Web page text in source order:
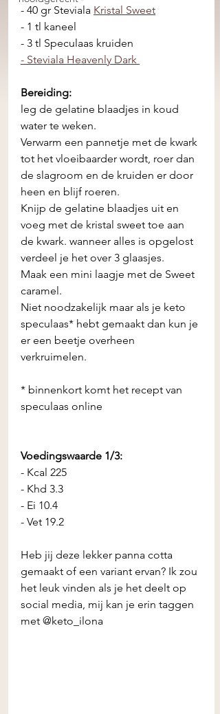
- 40 gr Steviala Kristal Sweet
- 1 tl kaneel
- 3 tl Speculaas kruiden
- Steviala Heavenly Dark
Bereiding:
leg de gelatine blaadjes in koud
water te weken.
Verwarm een pannetje met de kwark
tot het vloeibaarder wordt, roer dan
de slagroom en de kruiden er door
heen en blijf roeren.
Knijp de gelatine blaadjes uit en
voeg met de kristal sweet toe aan
de kwark. wanneer alles is opgelost
verdeel je het over 3 glaasjes.
Maak een mini laagje met de Sweet
caramel.
Niet noodzakelijk maar als je keto
speculaas* hebt gemaakt dan kun je
er een beetje overheen
verkruimelen.
* binnenkort komt het recept van
speculaas online
Voedingswaarde 1/3:
- Kcal 225
- Khd 3.3
- Ei 10.4
- Vet 19.2
Heb jij deze lekker panna cotta
gemaakt of een variant ervan? Ik zou
het leuk vinden als je het deelt op
social media, mij kan je erin taggen
met @keto_ilona